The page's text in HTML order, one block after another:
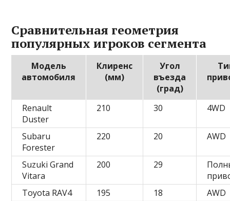
Сравнительная геометрия
популярных игроков сегмента
Модель
автомобиля
Клиренс
(мм)
Угол
въезда
(град)
Renault
Duster
210 30 4WD
Subaru
Forester
220 20 AWD
Suzuki Grand
Vitara
200 29
Toyota RAV4
195 18
AWD